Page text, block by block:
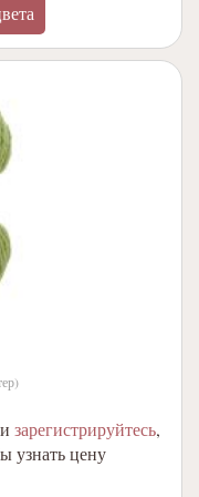
зарегистрируйтесь,
узнать цену